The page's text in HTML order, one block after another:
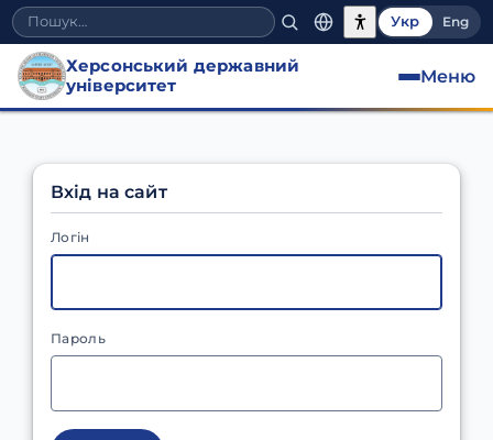
Укр Eng
Херсонський державний
університет
Меню
Вхід на сайт
Логін
Пароль